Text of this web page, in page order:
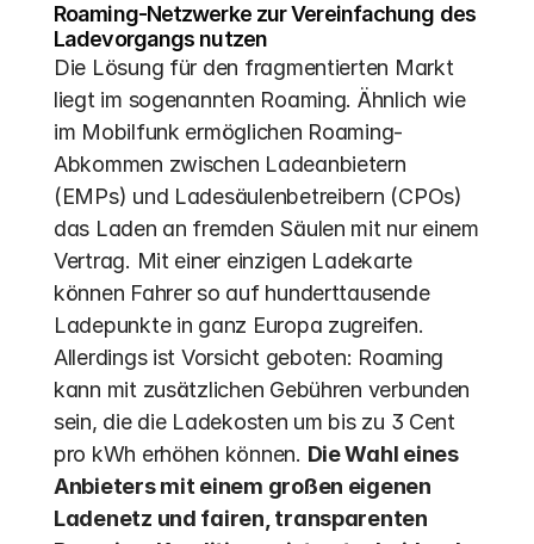
Roaming-Netzwerke zur Vereinfachung des
Ladevorgangs nutzen
Die Lösung für den fragmentierten Markt
liegt im sogenannten Roaming. Ähnlich wie
im Mobilfunk ermöglichen Roaming-
Abkommen zwischen Ladeanbietern
(EMPs) und Ladesäulenbetreibern (CPOs)
das Laden an fremden Säulen mit nur einem
Vertrag. Mit einer einzigen Ladekarte
können Fahrer so auf hunderttausende
Ladepunkte in ganz Europa zugreifen.
Allerdings ist Vorsicht geboten: Roaming
kann mit zusätzlichen Gebühren verbunden
sein, die die Ladekosten um bis zu 3 Cent
pro kWh erhöhen können. Die Wahl eines
Anbieters mit einem großen eigenen
Ladenetz und fairen, transparenten